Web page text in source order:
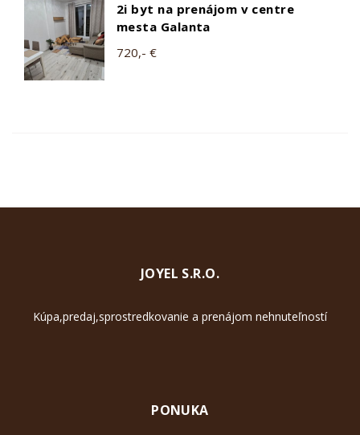
2i byt na prenájom v centre
mesta Galanta
720,- €
JOYEL S.R.O.
Kúpa,predaj,sprostredkovanie a prenájom nehnuteľností
PONUKA